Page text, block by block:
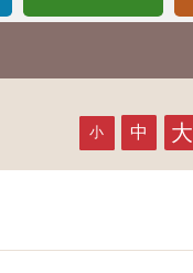
小 中 大